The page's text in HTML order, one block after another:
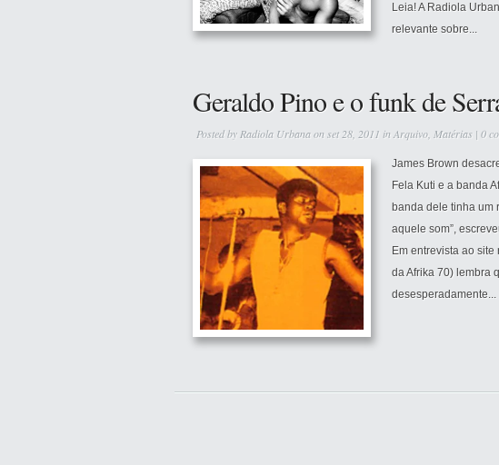
Leia! A Radiola
relevante sobre...
Geraldo Pino e o funk de
Posted by Radiola Urbanaon set 28, 2011 inArquivo Matérias | 0
James Brown
Fela Kuti e a banda
banda dele tinha um
aquele som”,
Em entrevista ao
da Afrika 70) lembra
desesperadamente...